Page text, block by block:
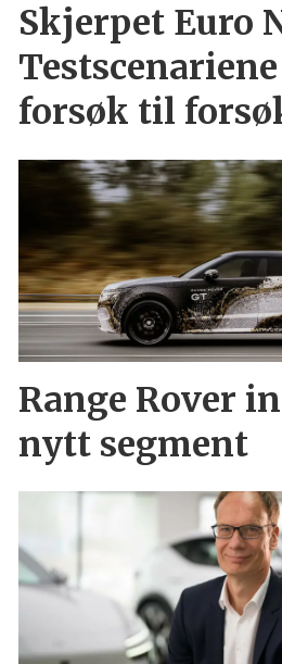
Skjerpet Euro
forsøk til
Range Rover
nytt segment